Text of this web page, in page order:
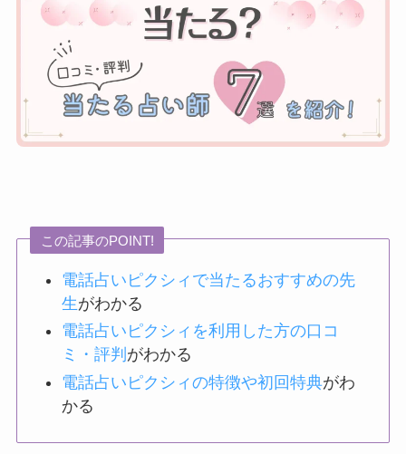
この記事のPOINT!
電話占いピクシィで当たるおすすめの先
生がわかる
電話占いピクシィを利用した方の口コ
ミ・評判 がわかる
電話占いピクシィの特徴や初回特典がわ
かる